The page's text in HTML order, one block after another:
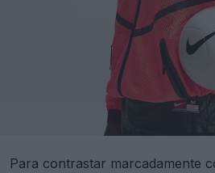
Para contrastar marcadamente